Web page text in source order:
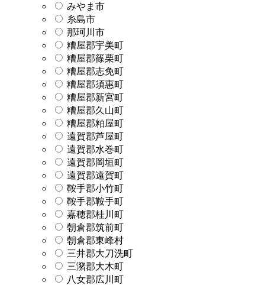
みやま市
糸島市
那珂川市
糟屋郡宇美町
糟屋郡篠栗町
糟屋郡志免町
糟屋郡須惠町
糟屋郡新宮町
糟屋郡久山町
糟屋郡粕屋町
遠賀郡芦屋町
遠賀郡水巻町
遠賀郡岡垣町
遠賀郡遠賀町
鞍手郡小竹町
鞍手郡鞍手町
嘉穂郡桂川町
朝倉郡筑前町
朝倉郡東峰村
三井郡大刀洗町
三潴郡大木町
八女郡広川町